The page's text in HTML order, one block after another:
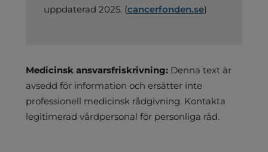
uppdaterad 2025. (cancerfonden.se)
Medicinsk ansvarsfriskrivning:Denna text är
avsedd för information och ersätter inte
professionell medicinsk rådgivning. Kontakta
legitimerad vårdpersonal för personliga råd.